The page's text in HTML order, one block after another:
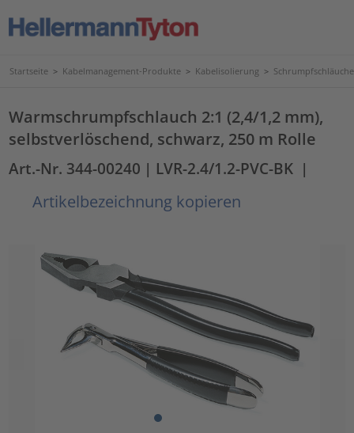
Startseite > Kabelmanagement-Produkte > Kabelisolierung > Schrumpfschläuche
Warmschrumpfschlauch 2:1 (2,4/1,2 mm),
selbstverlöschend, schwarz, 250 m Rolle
Art.-Nr. 344-00240 | LVR-2.4/1.2-PVC-BK |
Artikelbezeichnung kopieren